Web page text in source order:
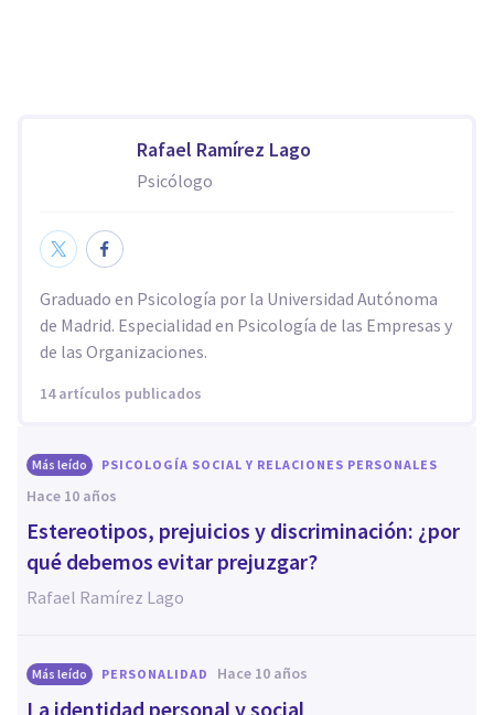
Rafael Ramírez Lago
Psicólogo
Graduado en Psicología por la Universidad Autónoma
de Madrid. Especialidad en Psicología de las Empresas y
de las Organizaciones.
14 artículos publicados
Más leído PSICOLOGÍA SOCIAL Y RELACIONES PERSONALES
hace 10 años
​Estereotipos, prejuicios y discriminación: ¿por
qué debemos evitar prejuzgar?
Rafael Ramírez Lago
Más leído PERSONALIDAD hace 10 años
La identidad personal y social